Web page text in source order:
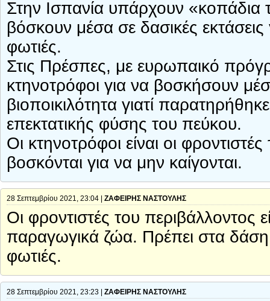
Στην Ισπανία υπάρχουν
βόσκουν μέσα σε δασικές
φωτιές.
Στις Πρέσπες, με ευρωπαικό
κτηνοτρόφοι για να βοσκήσουν
βιοποικιλότητα γιατί
επεκτατικής φύσης του πεύκου.
Οι κτηνοτρόφοι είναι οι
βοσκόνται για να μην καίγονται.
28 Σεπτεμβρίου 2021, 23:04 | ΖΑΦΕΙΡΗΣ ΝΑΣΤΟΥΛΗΣ
Οι φροντιστές του περιβάλλοντος
παραγωγικά ζώα. Πρέπει στα
φωτιές.
28 Σεπτεμβρίου 2021, 23:23 | ΖΑΦΕΙΡΗΣ ΝΑΣΤΟΥΛΗΣ